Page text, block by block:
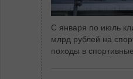
С января по июль
млрд рублей на
походы в